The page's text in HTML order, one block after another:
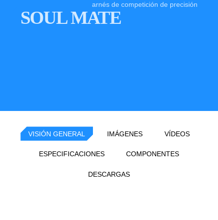
arnés de competición de precisión
SOUL MATE
VISIÓN GENERAL IMÁGENES VÍDEOS
ESPECIFICACIONES COMPONENTES
DESCARGAS